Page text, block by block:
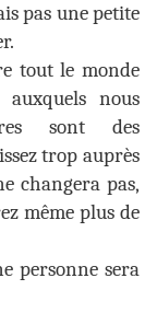
pas une petite
tout le monde
nous
sont des
trop auprès
changera pas,
même plus de
personne sera